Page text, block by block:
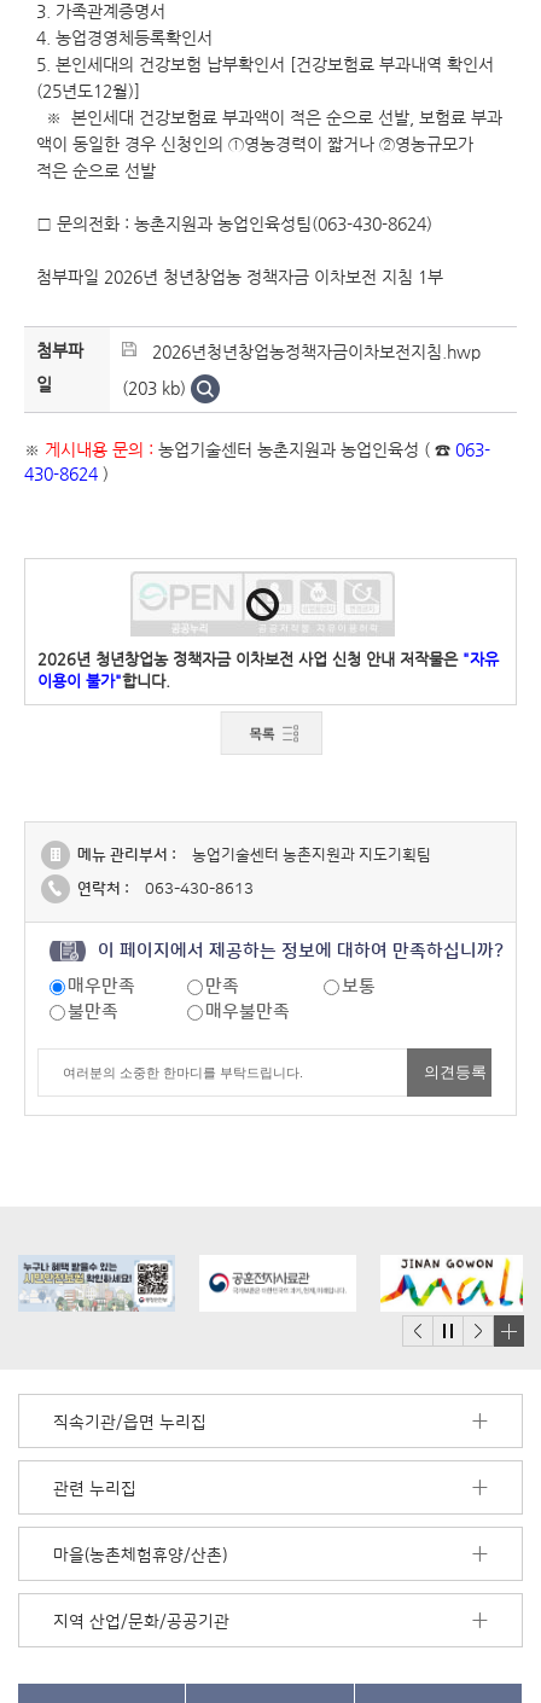
3. 가족관계증명서
4. 농업경영체등록확인서
5. 본인세대의 건강보험 납부확인서 [건강보험료 부과내역 확인서
(25년도12월)]
※ 본인세대 건강보험료 부과액이 적은 순으로 선발, 보험료 부과
액이 동일한 경우 신청인의 ①영농경력이 짧거나 ②영농규모가
적은 순으로 선발
□ 문의전화 : 농촌지원과 농업인육성팀(063-430-8624)
첨부파일 2026년 청년창업농 정책자금 이차보전 지침 1부
첨부파
일
2026년청년창업농정책자금이차보전지침.hwp
(203 kb)
※ 게시내용 문의 : 농업기술센터 농촌지원과 농업인육성 ( ☎ 063-
430-8624 )
2026년 청년창업농 정책자금 이차보전 사업 신청 안내 저작물은 "자유
이용이 불가"합니다.
메뉴 관리부서 :
농업기술센터 농촌지원과 지도기획팀
연락처 :
063-430-8613
이 페이지에서 제공하는 정보에 대하여 만족하십니까?
매우만족
만족
보통
불만족
매우불만족
더
기
직속기관/읍면 누리집
관련 누리집
마을(농촌체험휴양/산촌)
지역 산업/문화/공공기관